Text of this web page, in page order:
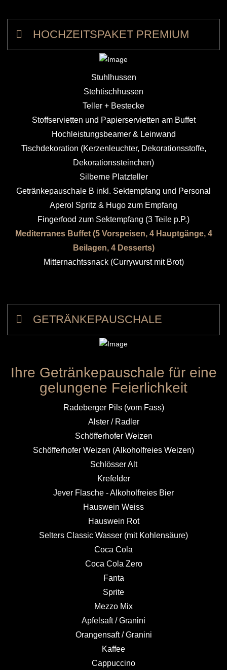
HOCHZEITSPAKET PREMIUM
Stuhlhussen
Stehtischhussen
Teller + Bestecke
Stoffservietten und Papierservietten am Buffet
Hochleistungsbeamer & Leinwand
Tischdekoration (Kerzenleuchter, Dekorationsstoffe,
Dekorationssteinchen)
Silberne Platzteller
Getränkepauschale B inkl. Sektempfang und Personal
Aperol Spritz & Hugo zum Empfang
Fingerfood zum Sektempfang (3 Teile p.P.)
Mediterranes Buffet (5 Vorspeisen, 4 Hauptgänge, 4
Beilagen, 4 Desserts)
Mitternachtssnack (Currywurst mit Brot)
GETRÄNKEPAUSCHALE
Ihre Getränkepauschale für eine
gelungene Feierlichkeit
Radeberger Pils (vom Fass)
Alster / Radler
Schöfferhofer Weizen
Schöfferhofer Weizen (Alkoholfreies Weizen)
Schlösser Alt
Krefelder
Jever Flasche - Alkoholfreies Bier
Hauswein Weiss
Hauswein Rot
Selters Classic Wasser (mit Kohlensäure)
Coca Cola
Coca Cola Zero
Fanta
Sprite
Mezzo Mix
Apfelsaft / Granini
Orangensaft / Granini
Kaffee
Cappuccino